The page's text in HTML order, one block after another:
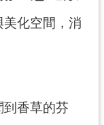
化空間，消
香草的芬